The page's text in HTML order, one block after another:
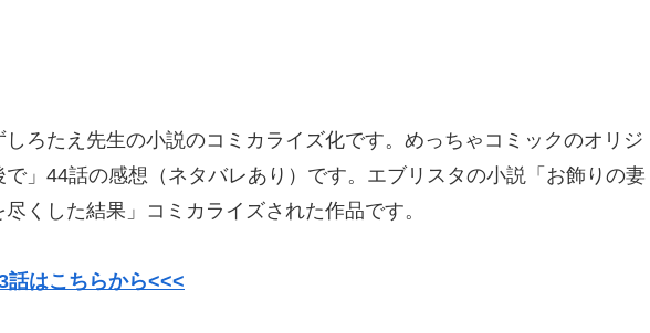
しろたえ先生の小説のコミカライズ化です。めっちゃコミックのオリジ
」44話の感想（ネタバレあり）です。エブリスタの小説「お飾りの妻
くした結果」コミカライズされた作品です。
話はこちらから<<<